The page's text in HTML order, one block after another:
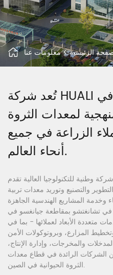
الرئيسية>معلومات عنا
تُعد شركة HUALI من الشركات الرائدة في
لمعدات الثروة
الزراعة في جميع
أنحاء العالم.
وطنية للتكنولوجيا العالية تقدم
والتصنيع وتوريد معدات تربية
تشانغتشو بمقاطعة جيانغسو في
متعددة الأبعاد لعملائها - بما في
المزارع، وبروتوكولات الأمن
والمخرجات، وإدارة الإنتاج،
الشركات الرائدة في قطاع معدات
الثروة الحيوانية في الصين.